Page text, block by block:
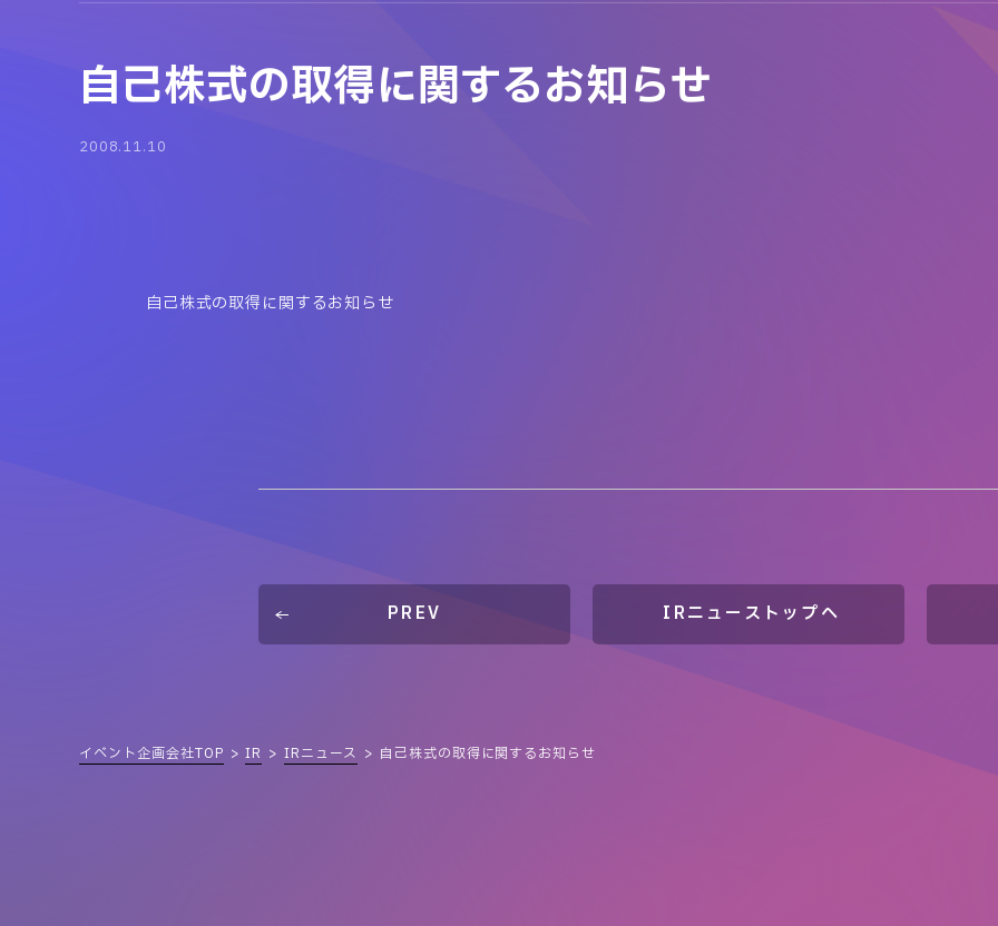
自己株式の取得に関するお知らせ
2008.11.10
自己株式の取得に関するお知らせ
PREV IRニューストップへ
イベント企画会社TOP IR IRニュース 自己株式の取得に関するお知らせ